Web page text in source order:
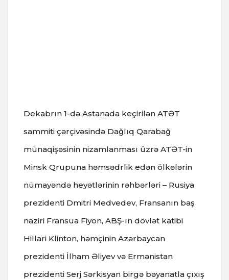
Dekabrın 1-də Astanada keçirilən ATƏT
sammiti çərçivəsində Dağlıq Qarabağ
münaqişəsinin nizamlanması üzrə ATƏT-in
Minsk Qrupuna həmsədrlik edən ölkələrin
nümayəndə heyətlərinin rəhbərləri – Rusiya
prezidenti Dmitri Medvedev, Fransanın baş
naziri Fransua Fiyon, ABŞ-ın dövlət katibi
Hillari Klinton, həmçinin Azərbaycan
prezidenti İlham Əliyev və Ermənistan
prezidenti Serj Sərkisyan birgə bəyanatla çıxış